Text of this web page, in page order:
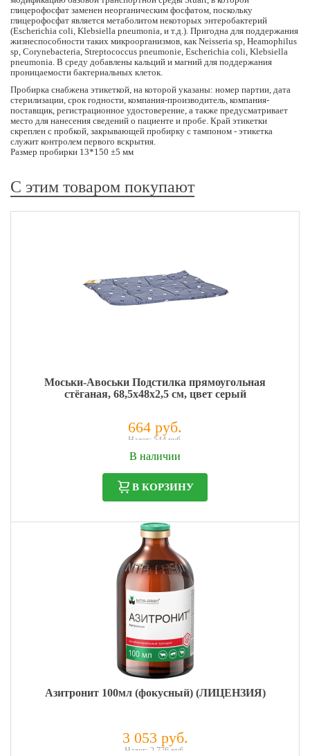
глицерофосфат заменен неорганическим фосфатом, поскольку
глицерофосфат является метаболитом некоторых энтеробактерий
(Escherichia coli, Klebsiella pneumonia, и т.д.). Пригодна для поддержания
жизнеспособности таких микроорганизмов, как Neisseria sp, Heamophilus
sp, Corynebacteria, Streptococcus pneumonie, Escherichia coli, Klebsiella
pneumonia. В среду добавлены кальций и магний для поддержания
проницаемости бактериальных клеток.
Пробирка снабжена этикеткой, на которой указаны: номер партии, дата
стерилизации, срок годности, компания-производитель, компания-
поставщик, регистрационное удостоверение, а также предусматривает
место для нанесения сведений о пациенте и пробе. Край этикетки
скреплен с пробкой, закрывающей пробирку с тампоном - этикетка
служит контролем первого вскрытия.
Размер пробирки 13*150 ±5 мм
С этим товаром покупают
Моськи-Авоськи Подстилка прямоугольная
стёганая, 68,5х48х2,5 см, цвет серый
664 руб.
Налог: 544 руб.
В наличии
В КОРЗИНУ
Азитронит 100мл (фокусный) (ЛИЦЕНЗИЯ)
3 053 руб.
Налог: 2 776 руб.